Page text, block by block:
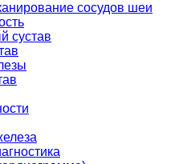
сосудов шеи
сустав